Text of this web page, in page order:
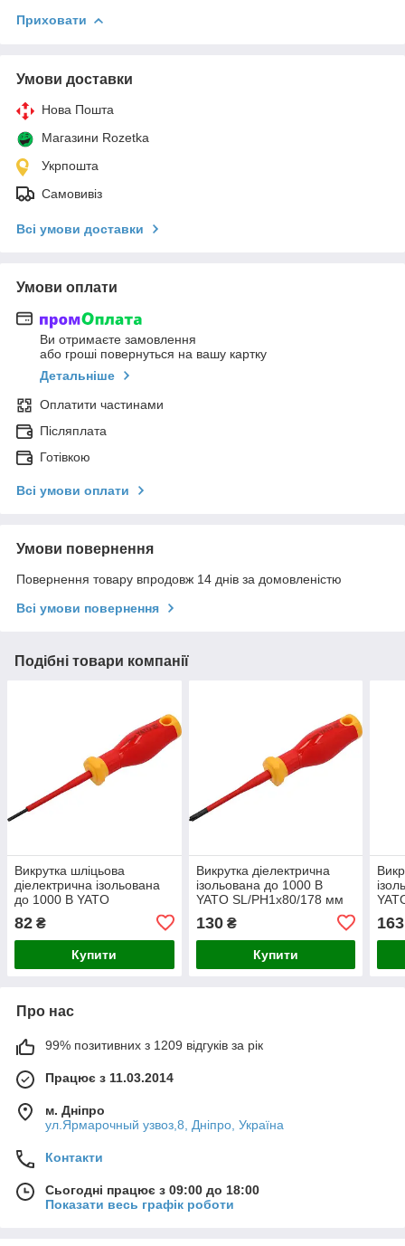
Приховати
Умови доставки
Нова Пошта
Магазини Rozetka
Укрпошта
Самовивіз
Всі умови доставки
Умови оплати
Ви отримаєте замовлення
або гроші повернуться на вашу картку
Детальніше
Оплатити частинами
Післяплата
Готівкою
Всі умови оплати
Умови повернення
Повернення товару впродовж 14 днів за домовленістю
Всі умови повернення
Подібні товари компанії
Викрутка шліцьова
діелектрична ізольована
до 1000 В YATO
282640
82 ₴
Купити
Викрутка діелектрична
ізольована до 1000 В
YATO SL/PH1х80/178 мм
130₴
Купити
163
Про нас
99% позитивних з 1209 відгуків за рік
Працює з 11.03.2014
м. Дніпро
ул.Ярмарочный узвоз,8, Дніпро, Україна
Контакти
Сьогодні працює з 09:00 до 18:00
Показати весь графік роботи